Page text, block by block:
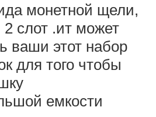
монетной щели,
2 слот .ит может
ваши этот набор
для того чтобы
емкости